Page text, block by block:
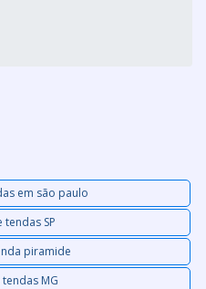
em são paulo
tendas SP
piramide
MG